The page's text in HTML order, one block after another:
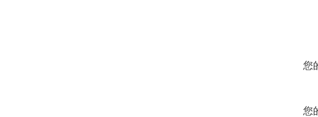
您
您